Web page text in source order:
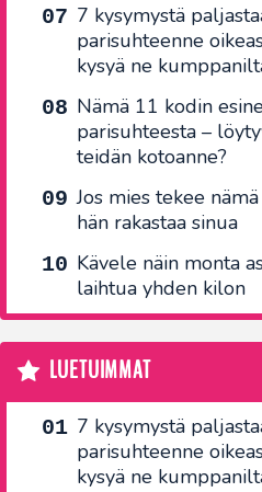
7 kysymystä
parisuhteenne
kysyä ne
Nämä 11 kodin
parisuhteesta –
teidän kotoanne?
Jos mies tekee
hän rakastaa sinua
Kävele näin monta
laihtua yhden kilon
LUETUIMMAT
7 kysymystä
parisuhteenne
kysyä ne